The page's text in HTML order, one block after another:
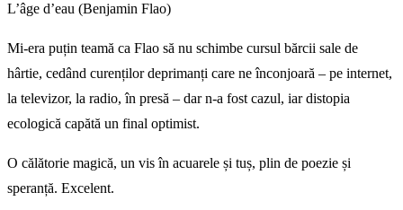
L’âge d’eau (Benjamin Flao)
Mi-era puțin teamă ca Flao să nu schimbe cursul bărcii sale de
hârtie, cedând curenților deprimanți care ne înconjoară – pe internet,
la televizor, la radio, în presă – dar n-a fost cazul, iar distopia
ecologică capătă un final optimist.
O călătorie magică, un vis în acuarele și tuș, plin de poezie și
speranță. Excelent.